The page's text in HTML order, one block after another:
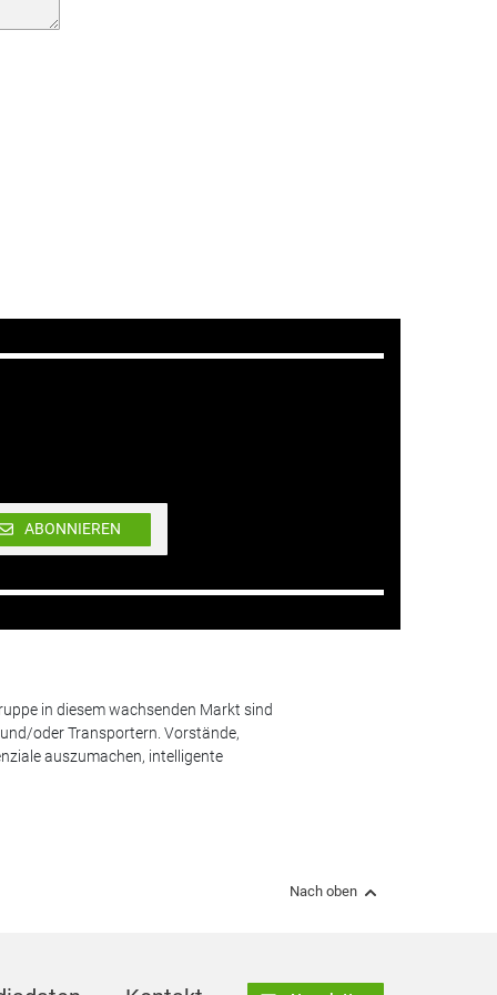
ABONNIEREN
in diesem wachsenden Markt sind
oder Transportern. Vorstände,
auszumachen, intelligente
Nach oben